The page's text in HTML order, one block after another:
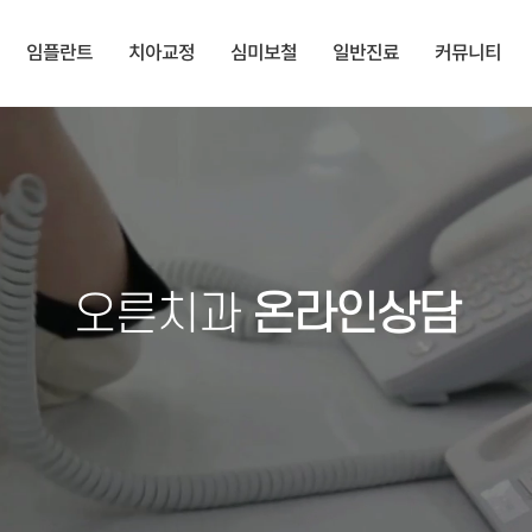
임플란트 치아교정 심미보철 일반진료 커뮤니티
오른치과온라인상담